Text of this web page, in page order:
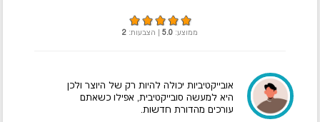
ממוצע: 5.0 | הצבעות: 2
אובייקטיביות יכולה להיות רק של היוצר ולכן
היא למעשה סובייקטיבית, אפילו כשאתם
עורכים מהדורת חדשות.